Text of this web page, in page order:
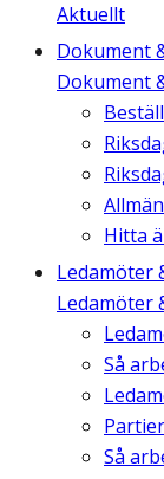
Aktuellt
Dokument
Dokument
Hitta
Ledamöter
Ledamöter
Så
Så